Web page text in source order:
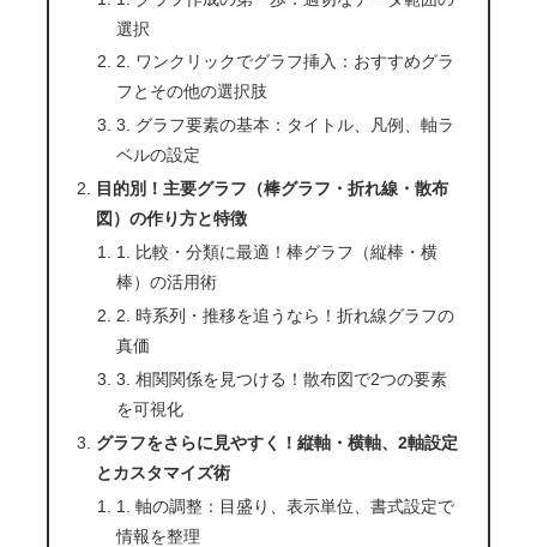
選択
2. ワンクリックでグラフ挿入：おすすめグラ
フとその他の選択肢
3. グラフ要素の基本：タイトル、凡例、軸ラ
ベルの設定
目的別！主要グラフ（棒グラフ・折れ線・散布
図）の作り方と特徴
1. 比較・分類に最適！棒グラフ（縦棒・横
棒）の活用術
2. 時系列・推移を追うなら！折れ線グラフの
真価
3. 相関関係を見つける！散布図で2つの要素
を可視化
グラフをさらに見やすく！縦軸・横軸、2軸設定
とカスタマイズ術
1. 軸の調整：目盛り、表示単位、書式設定で
情報を整理